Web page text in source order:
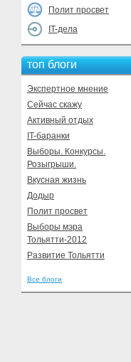
Полит просвет
IT-дела
топ блоги
Экспертное мнение
Сейчас скажу
Активный отдых
IT-баранки
Выборы. Конкурсы.
Розыгрыши.
Вкусная жизнь
Додыр
Полит просвет
Выборы мэра
Тольятти-2012
Развитие Тольятти
Все блоги